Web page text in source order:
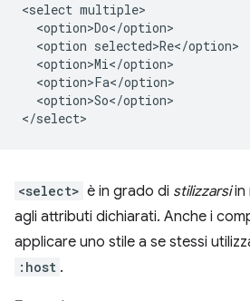
<select multiple>
  <option>Do</option>
  <option selected>Re</option>
  <option>Mi</option>
  <option>Fa</option>
  <option>So</option>
<select> è in grado di stilizzarsiin
agli attributi dichiarati. Anche i
applicare uno stile a se stessi
:host .